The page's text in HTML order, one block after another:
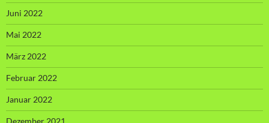
Juni 2022
Mai 2022
März 2022
Februar 2022
Januar 2022
Dezember 2021